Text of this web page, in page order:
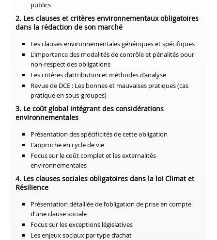
publics
2. Les clauses et critères environnementaux obligatoires
dans la rédaction de son marché
Les clauses environnementales génériques et spécifiques
L’importance des modalités de contrôle et pénalités pour
non-respect des obligations
Les critères d’attribution et méthodes d’analyse
Revue de DCE : Les bonnes et mauvaises pratiques(cas
pratique en sous-groupes)
3. Le coût global intégrant des considérations
environnementales
Présentation des spécificités de cette obligation
L’approche en cycle de vie
Focus sur le coût complet et les externalités
environnementales
4. Les clauses sociales obligatoires dans la loi Climat et
Résilience
Présentation détaillée de l’obligation de prise en compte
d’une clause sociale
Focus sur les exceptions législatives
Les enjeux sociaux par type d’achat